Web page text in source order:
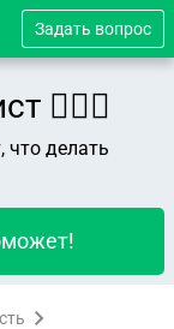
Задать вопрос
👨🏻‍⚖️
делать